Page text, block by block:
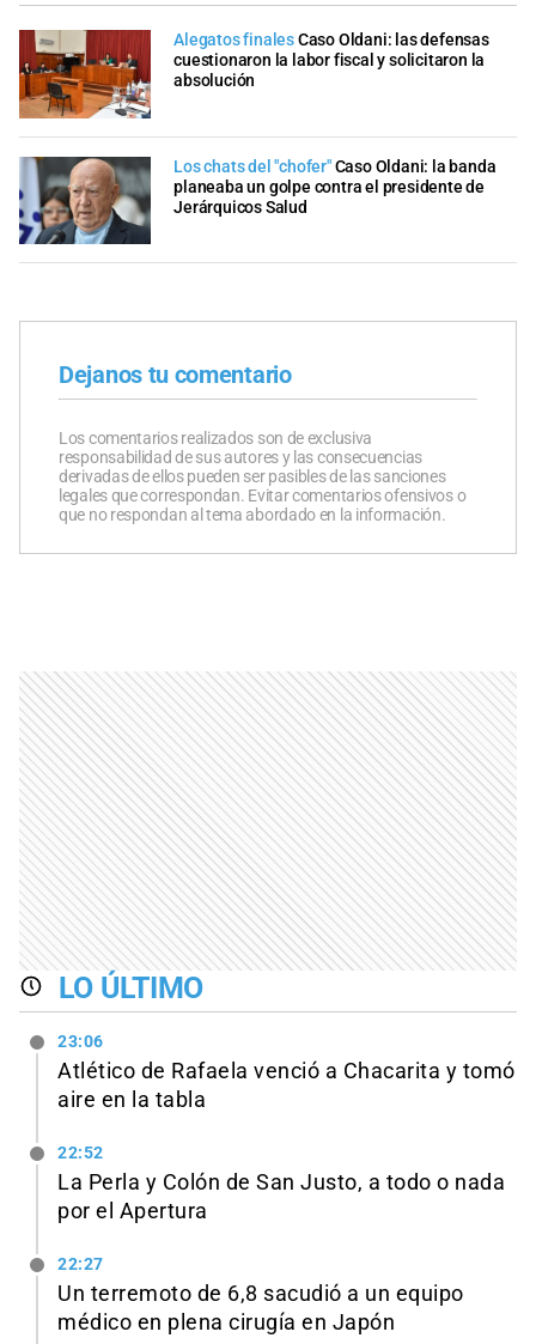
Alegatos finalesCaso Oldani: las defensas
cuestionaron la labor fiscal y solicitaron la
absolución
Los chats del "chofer"Caso Oldani: la banda
planeaba un golpe contra el presidente de
Jerárquicos Salud
Dejanos tu comentario
Los comentarios realizados son de exclusiva
responsabilidad de sus autores y las consecuencias
derivadas de ellos pueden ser pasibles de las sanciones
legales que correspondan. Evitar comentarios ofensivos o
que no respondan al tema abordado en la información.
LO ÚLTIMO
23:06
Atlético de Rafaela venció a Chacarita y tomó
aire en la tabla
22:52
La Perla y Colón de San Justo, a todo o nada
por el Apertura
22:27
Un terremoto de 6,8 sacudió a un equipo
médico en plena cirugía en Japón